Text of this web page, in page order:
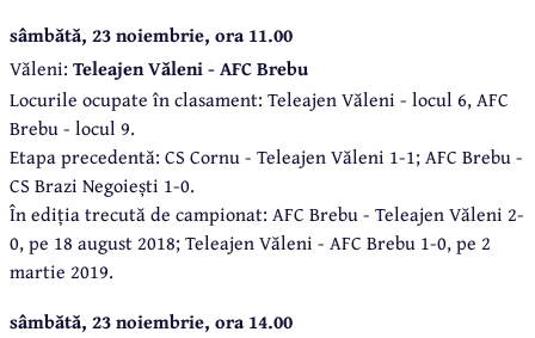
sâmbătă, 23 noiembrie, ora 11.00
Văleni: Teleajen Văleni - AFC Brebu
Locurile ocupate în clasament: Teleajen Văleni - locul 6, AFC
Brebu - locul 9.
Etapa precedentă: CS Cornu - Teleajen Văleni 1-1; AFC Brebu -
CS Brazi Negoiești 1-0.
În ediția trecută de campionat: AFC Brebu - Teleajen Văleni 2-
0, pe 18 august 2018; Teleajen Văleni - AFC Brebu 1-0, pe 2
martie 2019.
sâmbătă, 23 noiembrie, ora 14.00